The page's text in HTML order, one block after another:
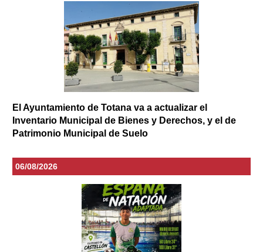
El Ayuntamiento de Totana va a actualizar el
Inventario Municipal de Bienes y Derechos, y el de
Patrimonio Municipal de Suelo
06/08/2026